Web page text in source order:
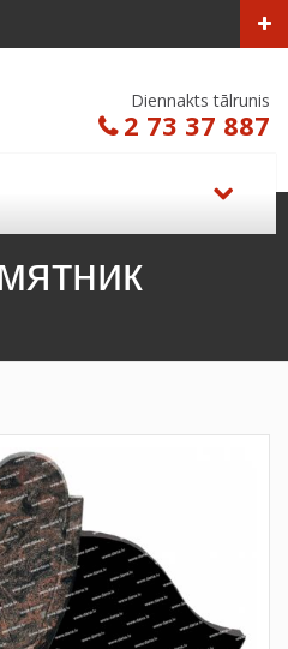
Diennakts tālrunis
2 73 37 887